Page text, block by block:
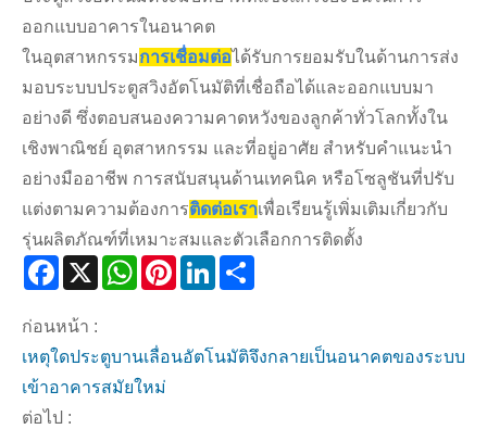
ออกแบบอาคารในอนาคต
ในอุตสาหกรรมการเชื่อมต่อได้รับการยอมรับในด้านการส่ง
มอบระบบประตูสวิงอัตโนมัติที่เชื่อถือได้และออกแบบมา
อย่างดี ซึ่งตอบสนองความคาดหวังของลูกค้าทั่วโลกทั้งใน
เชิงพาณิชย์ อุตสาหกรรม และที่อยู่อาศัย สำหรับคำแนะนำ
อย่างมืออาชีพ การสนับสนุนด้านเทคนิค หรือโซลูชันที่ปรับ
แต่งตามความต้องการติดต่อเราเพื่อเรียนรู้เพิ่มเติมเกี่ยวกับ
รุ่นผลิตภัณฑ์ที่เหมาะสมและตัวเลือกการติดตั้ง
Facebook
X WhatsAppPinterestLinkedIn
ก่อนหน้า :
เหตุใดประตูบานเลื่อนอัตโนมัติจึงกลายเป็นอนาคตของระบบ
เข้าอาคารสมัยใหม่
ต่อไป :